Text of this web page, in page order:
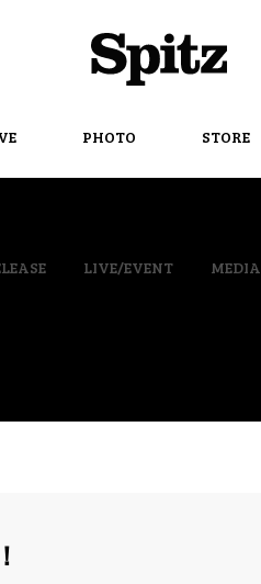
PHOTO STORE
LIVE/EVENT MEDIA